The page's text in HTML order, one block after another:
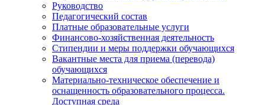
Руководство
Педагогический состав
Платные образовательные услуги
Финансово-хозяйственная деятельность
Стипендии и меры поддержки обучающихся
Вакантные места для приема (перевода)
обучающихся
Материально-техническое обеспечение и
оснащенность образовательного процесса.
Доступная среда